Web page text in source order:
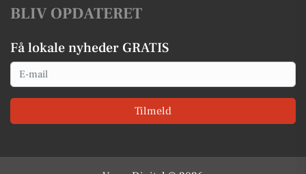
BLIV OPDATERET
Få lokale nyheder GRATIS
Email
Tilmeld